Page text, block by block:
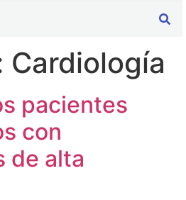
Cardiología
pacientes
con
de alta